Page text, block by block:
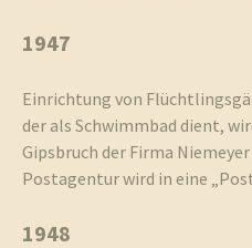
1947
Einrichtung von
der als Schwimmbad dient,
Gipsbruch der Firma
Postagentur wird in eine
1948